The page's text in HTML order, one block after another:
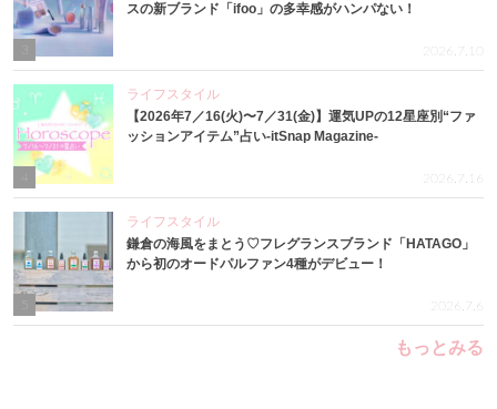
3
スの新ブランド「ifoo」の多幸感がハンパない！
2026.7.10
4
ライフスタイル
【2026年7／16(火)〜7／31(金)】運気UPの12星座別“ファ
ッションアイテム”占い-itSnap Magazine-
2026.7.16
ライフスタイル
鎌倉の海風をまとう♡フレグランスブランド「HATAGO」
から初のオードパルファン4種がデビュー！
2026.7.6
もっとみる